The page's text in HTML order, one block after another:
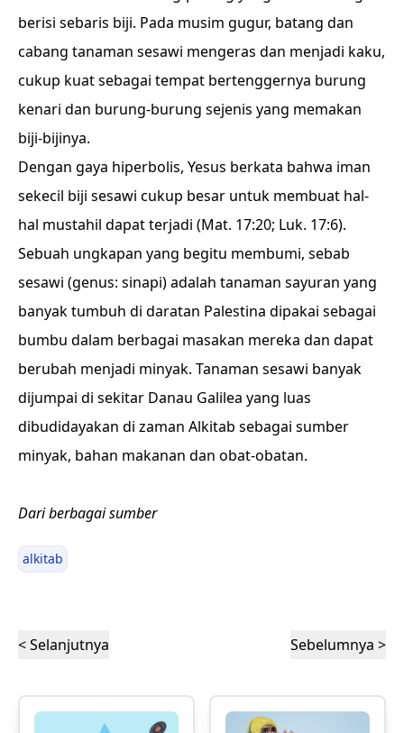
berisi sebaris biji. Pada musim gugur, batang dan
cabang tanaman sesawi mengeras dan menjadi kaku,
cukup kuat sebagai tempat bertenggernya burung
kenari dan burung-burung sejenis yang memakan
biji-bijinya.
Dengan gaya hiperbolis, Yesus berkata bahwa iman
sekecil biji sesawi cukup besar untuk membuat hal-
hal mustahil dapat terjadi (Mat. 17:20; Luk. 17:6).
Sebuah ungkapan yang begitu membumi, sebab
sesawi (genus: sinapi) adalah tanaman sayuran yang
banyak tumbuh di daratan Palestina dipakai sebagai
bumbu dalam berbagai masakan mereka dan dapat
berubah menjadi minyak. Tanaman sesawi banyak
dijumpai di sekitar Danau Galilea yang luas
dibudidayakan di zaman Alkitab sebagai sumber
minyak, bahan makanan dan obat-obatan.
Dari berbagai sumber
alkitab
< Selanjutnya Sebelumnya >